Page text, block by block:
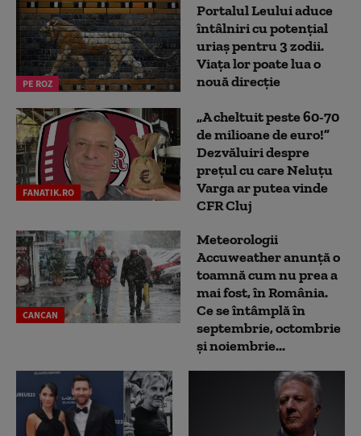
PE ROZ
Portalul Leului aduce
întâlniri cu potențial
uriaș pentru 3 zodii.
Viața lor poate lua o
nouă direcție
FANATIK.RO
„A cheltuit peste 60-70
de milioane de euro!”
Dezvăluiri despre
prețul cu care Neluțu
Varga ar putea vinde
CFR Cluj
CANCAN
Meteorologii
Accuweather anunță o
toamnă cum nu prea a
mai fost, în România.
Ce se întâmplă în
septembrie, octombrie
și noiembrie...